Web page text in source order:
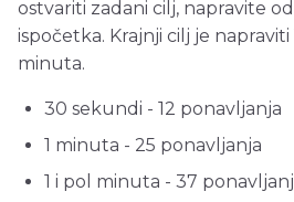
ostvariti zadani cilj, napravite
ispočetka. Krajnji cilj je
minuta.
30 sekundi - 12 ponavljanja
1 minuta - 25 ponavljanja
1 i pol minuta - 37